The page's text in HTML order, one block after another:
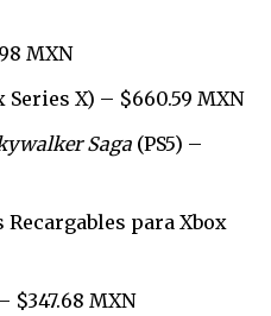
comunidad de
parte de la
MXN
Series X) – $660.59 MXN
Saga (PS5) –
para Xbox
$347.68 MXN